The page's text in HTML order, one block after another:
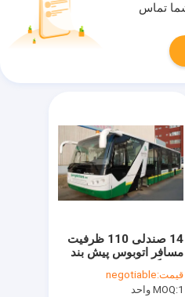
تماس
14 صندلی 110 ظرفیت
مسافر اتوبوس پیش بند
قیمت:negotiable
MOQ:1 واحد